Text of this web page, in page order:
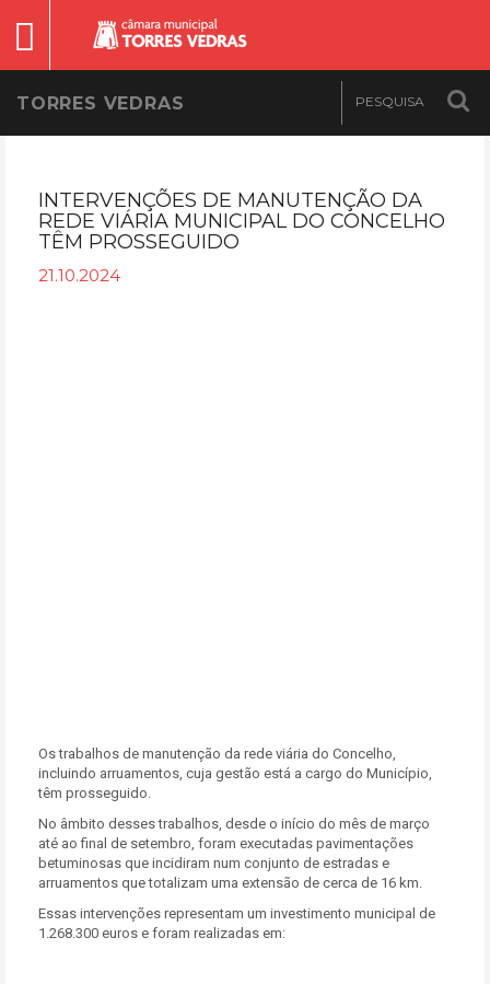
TORRES VEDRAS
INTERVENÇÕES DE MANUTENÇÃO DA
REDE VIÁRIA MUNICIPAL DO CONCELHO
TÊM PROSSEGUIDO
21.10.2024
Os trabalhos de manutenção da rede viária do Concelho,
incluindo arruamentos, cuja gestão está a cargo do Município,
têm prosseguido.
No âmbito desses trabalhos, desde o início do mês de março
até ao final de setembro, foram executadas pavimentações
betuminosas que incidiram num conjunto de estradas e
arruamentos que totalizam uma extensão de cerca de 16 km.
Essas intervenções representam um investimento municipal de
1.268.300 euros e foram realizadas em: